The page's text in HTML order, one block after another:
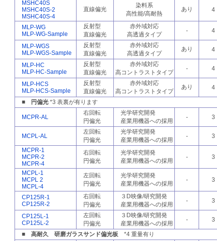
MSHC40S
MSHC40S-2
MSHC40S-4
直線偏光
染料系
高性能/高耐熱
あり 4
MLP-WG
MLP-WG-Sample
反射型
直線偏光
赤外域対応
高透過タイプ
- 4
MLP-WGS
MLP-WGS-Sample
反射型
直線偏光
赤外域対応
高透過タイプ
あり 4
MLP-HC
MLP-HC-Sample
反射型
直線偏光
赤外域対応
高コントラストタイプ
- 4
MLP-HCS
MLP-HCS-Sample
反射型
直線偏光
赤外域対応
高コントラストタイプ
あり 4
■ 円偏光 *3 表裏が有ります
MCPR-AL
右回転
円偏光
光学研究開発
産業用機器への採用
- 3
MCPL-AL
左回転
円偏光
光学研究開発
産業用機器への採用
- 3
MCPR-1
MCPR-2
MCPR-4
右回転
円偏光
光学研究開発
産業用機器への採用
- 3
MCPL-1
MCPL 2
MCPL-4
左回転
円偏光
光学研究開発
産業用機器への採用
- 3
CP125R-1
CP125R-2
右回転
円偏光
３D映像/研究開発
産業用機器への採用
- 3
CP125L-1
CP125L-2
左回転
円偏光
３D映像/研究開発
産業用機器への採用
- 3
■ 高耐久 研磨ガラスサンド偏光板 *4 重量有り